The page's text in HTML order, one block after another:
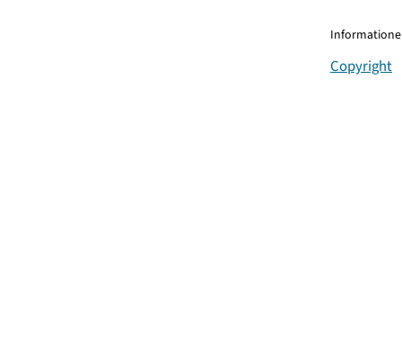
Copyright